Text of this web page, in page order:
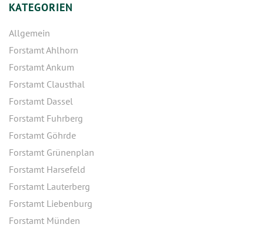
KATEGORIEN
Allgemein
Forstamt Ahlhorn
Forstamt Ankum
Forstamt Clausthal
Forstamt Dassel
Forstamt Fuhrberg
Forstamt Göhrde
Forstamt Grünenplan
Forstamt Harsefeld
Forstamt Lauterberg
Forstamt Liebenburg
Forstamt Münden